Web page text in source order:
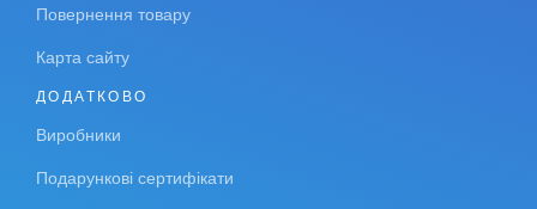
Повернення товару
Карта сайту
ДОДАТКОВО
Виробники
Подарункові сертифікати